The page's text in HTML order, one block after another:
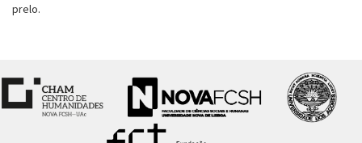
prelo.